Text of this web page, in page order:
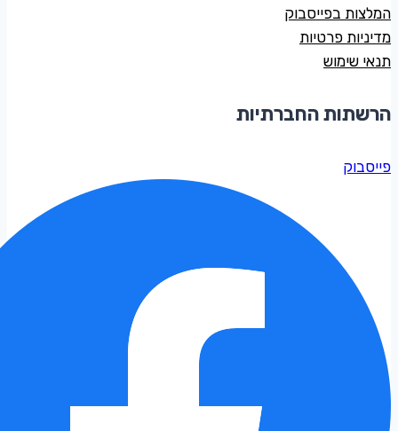
המלצות בפייסבוק
מדיניות פרטיות
תנאי שימוש
הרשתות החברתיות
פייסבוק